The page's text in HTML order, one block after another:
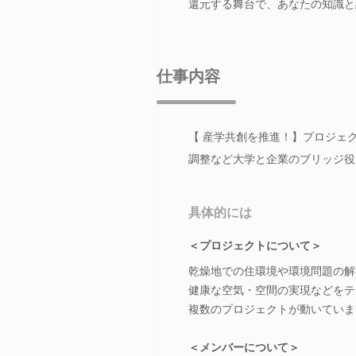
還元する舞台で、あなたの知識
仕事内容
【 産学共創を推進！】プロジ
調整など大学と企業のブリッジ
具体的には
＜プロジェクトについて＞
乾燥地での住環境や環境問題の
健康な空気・空間の実現などを
複数のプロジェクトが動いてい
＜メンバーについて＞